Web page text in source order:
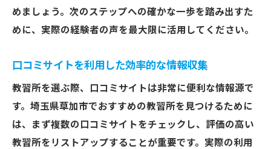
めましょう。次のステップへの確かな一歩を踏み出すた
めに、実際の経験者の声を最大限に活用してください。
口コミサイトを利用した効率的な情報収集
教習所を選ぶ際、口コミサイトは非常に便利な情報源で
す。埼玉県草加市でおすすめの教習所を見つけるために
は、まず複数の口コミサイトをチェックし、評価の高い
教習所をリストアップすることが重要です。実際の利用